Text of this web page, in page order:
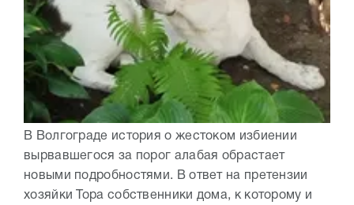
В Волгограде история о жестоком избиении
вырвавшегося за порог алабая обрастает
новыми подробностями. В ответ на претензии
хозяйки Тора собственники дома, к которому и